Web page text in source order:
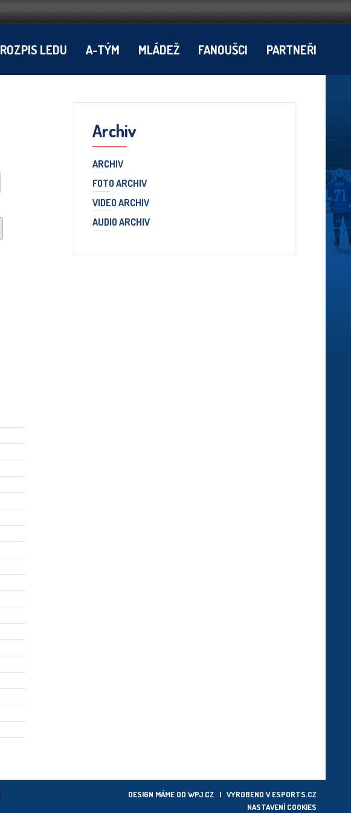
ROZPIS LEDU A-TÝM MLÁDEŽ FANOUŠCI PARTNEŘI
Archiv
ARCHIV
FOTO ARCHIV
VIDEO ARCHIV
AUDIO ARCHIV
DESIGN MÁME OD WPJ.CZ | VYROBENO VESPORTS.CZ
NASTAVENÍ COOKIES